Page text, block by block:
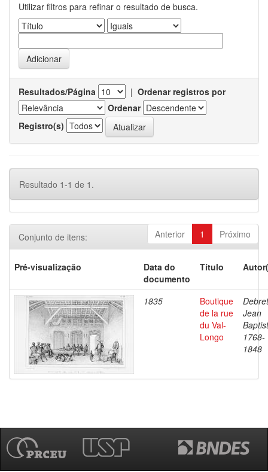
Utilizar filtros para refinar o resultado de busca.
Resultados/Página | Ordenar registros por
Ordenar
Registro(s)
Resultado 1-1 de 1.
Anterior 1 Próximo
Conjunto de itens:
Pré-visualização
Data do
documento
Título
1835
Boutique
de la rue
du Val-
Longo
Jean
1768-
1848